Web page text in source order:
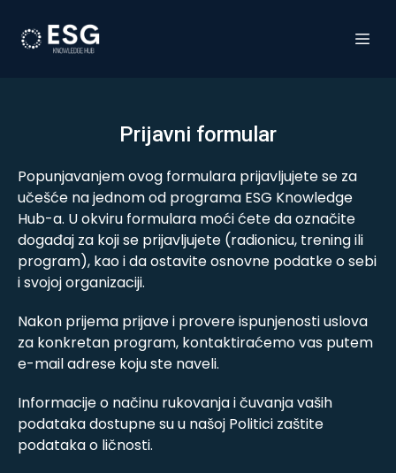
Prijavni formular
Popunjavanjem ovog formulara prijavljujete se za
učešće na jednom od programa ESG Knowledge
Hub-a. U okviru formulara moći ćete da označite
događaj za koji se prijavljujete (radionicu, trening ili
program), kao i da ostavite osnovne podatke o sebi
i svojoj organizaciji.
Nakon prijema prijave i provere ispunjenosti uslova
za konkretan program, kontaktiraćemo vas putem
e-mail adrese koju ste naveli.
Informacije o načinu rukovanja i čuvanja vaših
podataka dostupne su u našoj Politici zaštite
podataka o ličnosti.